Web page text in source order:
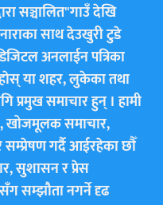
सञ्चालित"गाउँ देखि
साथ देउखुरी टुडे
अनलाईन पत्रिका
या शहर, लुकेका तथा
प्रमुख समाचार हुन् । हामी
खोजमूलक समाचार,
सम्प्रेषण गर्दै आईरहेका छाैँ
सुशासन र प्रेस
सम्झौता नगर्ने दृढ